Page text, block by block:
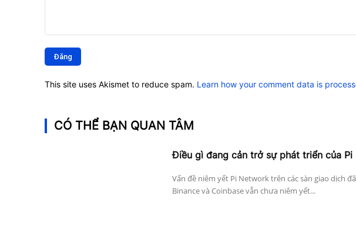
luận:
This site uses Akismet to reduce spam. Learn how your comment data is
CÓ THỂ BẠN QUAN TÂM
Điều gì đang cản trở sự phát triển của Pi
Vấn đề niêm yết Pi Network trên các sàn giao dịch
Binance và Coinbase vẫn chưa niêm yết...